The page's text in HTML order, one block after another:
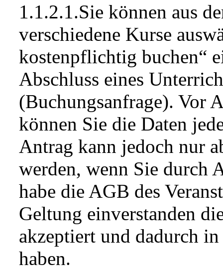
1.1.2.1.Sie können aus
verschiedene Kurse
kostenpflichtig buchen“
Abschluss eines
(Buchungsanfrage). Vor
können Sie die Daten
Antrag kann jedoch nur
werden, wenn Sie durch
habe die AGB des
Geltung einverstanden
akzeptiert und dadurch
haben.